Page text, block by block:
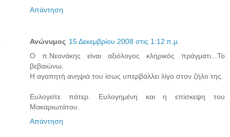
Απάντηση
Ανώνυμος 15 Δεκεμβρίου 2008 στις 1:12 π.μ.
Ο π.Νεονάκης είναι αξιόλογος κληρικός πράγματι...Το
βεβαιώνω.
Η αγαπητή ανηψιά του ίσως υπερβάλλει λίγο στον ζήλο της.
Ευλογείτε πάτερ. Ευλογημένη και η επίσκεψη του
Μακαριωτάτου.
Απάντηση